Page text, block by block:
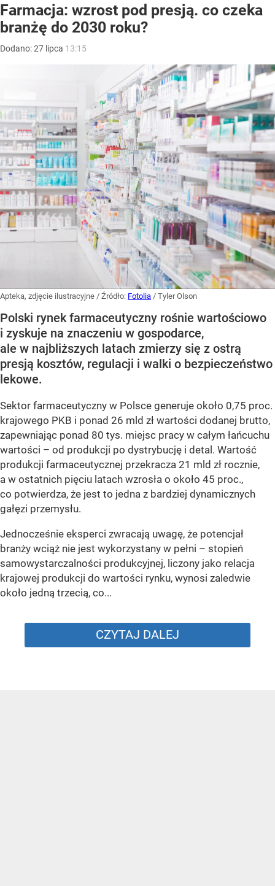
Farmacja: wzrost pod presją. co czeka
branżę do 2030 roku?
Dodano:27 lipca 13:15
Apteka, zdjęcie ilustracyjne / Źródło: Fotolia / Tyler Olson
Polski rynek farmaceutyczny rośnie wartościowo
i zyskuje na znaczeniu w gospodarce,
ale w najbliższych latach zmierzy się z ostrą
presją kosztów, regulacji i walki o bezpieczeństwo
lekowe.
Sektor farmaceutyczny w Polsce generuje około 0,75 proc.
krajowego PKB i ponad 26 mld zł wartości dodanej brutto,
zapewniając ponad 80 tys. miejsc pracy w całym łańcuchu
wartości – od produkcji po dystrybucję i detal. Wartość
produkcji farmaceutycznej przekracza 21 mld zł rocznie,
a w ostatnich pięciu latach wzrosła o około 45 proc.,
co potwierdza, że jest to jedna z bardziej dynamicznych
gałęzi przemysłu.
Jednocześnie eksperci zwracają uwagę, że potencjał
branży wciąż nie jest wykorzystany w pełni – stopień
samowystarczalności produkcyjnej, liczony jako relacja
krajowej produkcji do wartości rynku, wynosi zaledwie
około jedną trzecią, co...
CZYTAJ DALEJ